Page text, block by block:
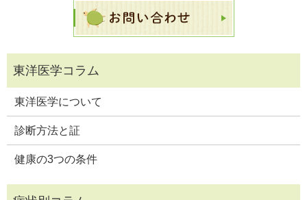
東洋医学について
診断方法と証
健康の3つの条件